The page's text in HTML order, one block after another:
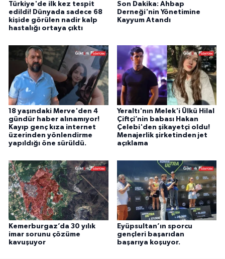
Türkiye'de ilk kez tespit
edildi! Dünyada sadece 68
kişide görülen nadir kalp
hastalığı ortaya çıktı
Son Dakika: Ahbap
Derneği'nin Yönetimine
Kayyum Atandı
18 yaşındaki Merve'den 4
gündür haber alınamıyor!
Kayıp genç kıza internet
üzerinden yönlendirme
yapıldığı öne sürüldü.
Yeraltı'nın Melek'i Ülkü Hilal
Çiftçi’nin babası Hakan
Çelebi'den şikayetçi oldu!
Menajerlik şirketinden jet
açıklama
Kemerburgaz’da 30 yılık
imar sorunu çözüme
kavuşuyor
Eyüpsultan’ın sporcu
gençleri başarıdan
başarıya koşuyor.